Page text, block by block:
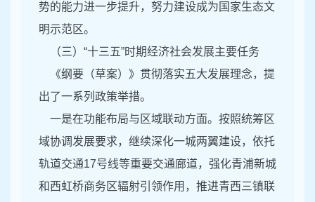
势的能力进一步提升，努力建设成为国家生态文
明示范区。
（三）“十三五”时期经济社会发展主要任务
《纲要（草案）》贯彻落实五大发展理念，提
出了一系列政策举措。
一是在功能布局与区域联动方面。按照统筹区
域协调发展要求，继续深化一城两翼建设，依托
轨道交通17号线等重要交通廊道，强化青浦新城
和西虹桥商务区辐射引领作用，推进青西三镇联